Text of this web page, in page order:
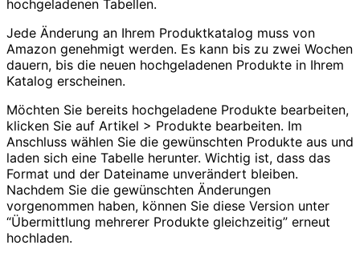
hochgeladenen Tabellen.
Jede Änderung an Ihrem Produktkatalog muss von
Amazon genehmigt werden. Es kann bis zu zwei Wochen
dauern, bis die neuen hochgeladenen Produkte in Ihrem
Katalog erscheinen.
Möchten Sie bereits hochgeladene Produkte bearbeiten,
klicken Sie auf Artikel > Produkte bearbeiten. Im
Anschluss wählen Sie die gewünschten Produkte aus und
laden sich eine Tabelle herunter. Wichtig ist, dass das
Format und der Dateiname unverändert bleiben.
Nachdem Sie die gewünschten Änderungen
vorgenommen haben, können Sie diese Version unter
“Übermittlung mehrerer Produkte gleichzeitig” erneut
hochladen.